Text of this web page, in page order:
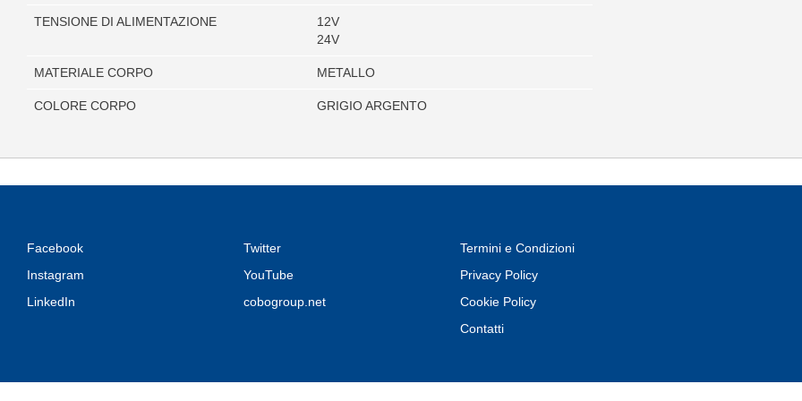
TENSIONE DI ALIMENTAZIONE
12V
24V
MATERIALE CORPO METALLO
COLORE CORPO GRIGIO ARGENTO
Facebook
Instagram
LinkedIn
Twitter
YouTube
cobogroup.net
Termini e Condizioni
Privacy Policy
Cookie Policy
Contatti